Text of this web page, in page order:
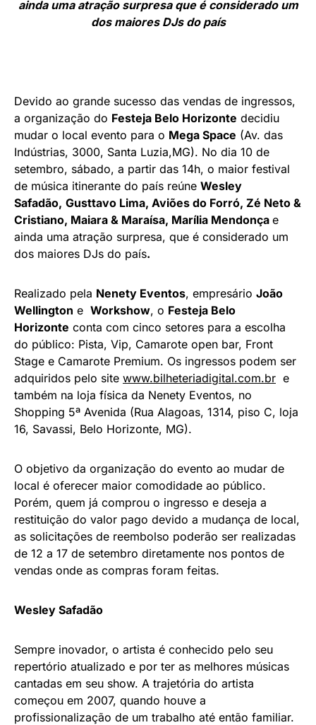
ainda uma atração surpresa que é considerado um
dos maiores DJs do país
Devido ao grande sucesso das vendas de ingressos,
a organização do Festeja Belo Horizonte decidiu
mudar o local evento para o Mega Space (Av. das
Indústrias, 3000, Santa Luzia,MG). No dia 10 de
setembro, sábado, a partir das 14h, o maior festival
de música itinerante do país reúne Wesley
Safadão, Gusttavo Lima, Aviões do Forró, Zé Neto &
Cristiano, Maiara & Maraísa, Marília Mendonça e
ainda uma atração surpresa, que é considerado um
dos maiores DJs do país.
Realizado pela Nenety Eventos, empresário João
Wellington e Workshow, o Festeja Belo
Horizonte conta com cinco setores para a escolha
do público: Pista, Vip, Camarote open bar, Front
Stage e Camarote Premium. Os ingressos podem ser
adquiridos pelo site www.bilheteriadigital.com.br e
também na loja física da Nenety Eventos, no
Shopping 5ª Avenida (Rua Alagoas, 1314, piso C, loja
16, Savassi, Belo Horizonte, MG).
O objetivo da organização do evento ao mudar de
local é oferecer maior comodidade ao público.
Porém, quem já comprou o ingresso e deseja a
restituição do valor pago devido a mudança de local,
as solicitações de reembolso poderão ser realizadas
de 12 a 17 de setembro diretamente nos pontos de
vendas onde as compras foram feitas.
Wesley Safadão
Sempre inovador, o artista é conhecido pelo seu
repertório atualizado e por ter as melhores músicas
cantadas em seu show. A trajetória do artista
começou em 2007, quando houve a
profissionalização de um trabalho até então familiar.